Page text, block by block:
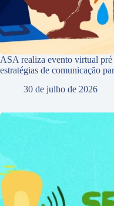
ASA realiza evento virtual
estratégias de comunicação
30 de julho de 2026